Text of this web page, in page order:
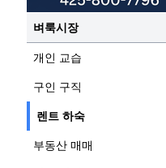
벼룩시장
개인 교습
구인 구직
렌트 하숙
부동산 매매